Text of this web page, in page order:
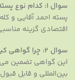
سوال ۱: کدام نوع پسته برای صادرات به چین مناسب است؟
پسته احمد آقایی و
اقتصادی گزینه
سوال ۲: چرا گواهی کیفیت و آنالیز مهم است؟
این گواهی تضمین
بین‌المللی و قابل